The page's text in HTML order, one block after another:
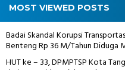
MOST VIEWED POSTS
Badai Skandal Korupsi
Benteng Rp 36 M/Tahun Diduga
HUT ke – 33, DPMPTSP Kota